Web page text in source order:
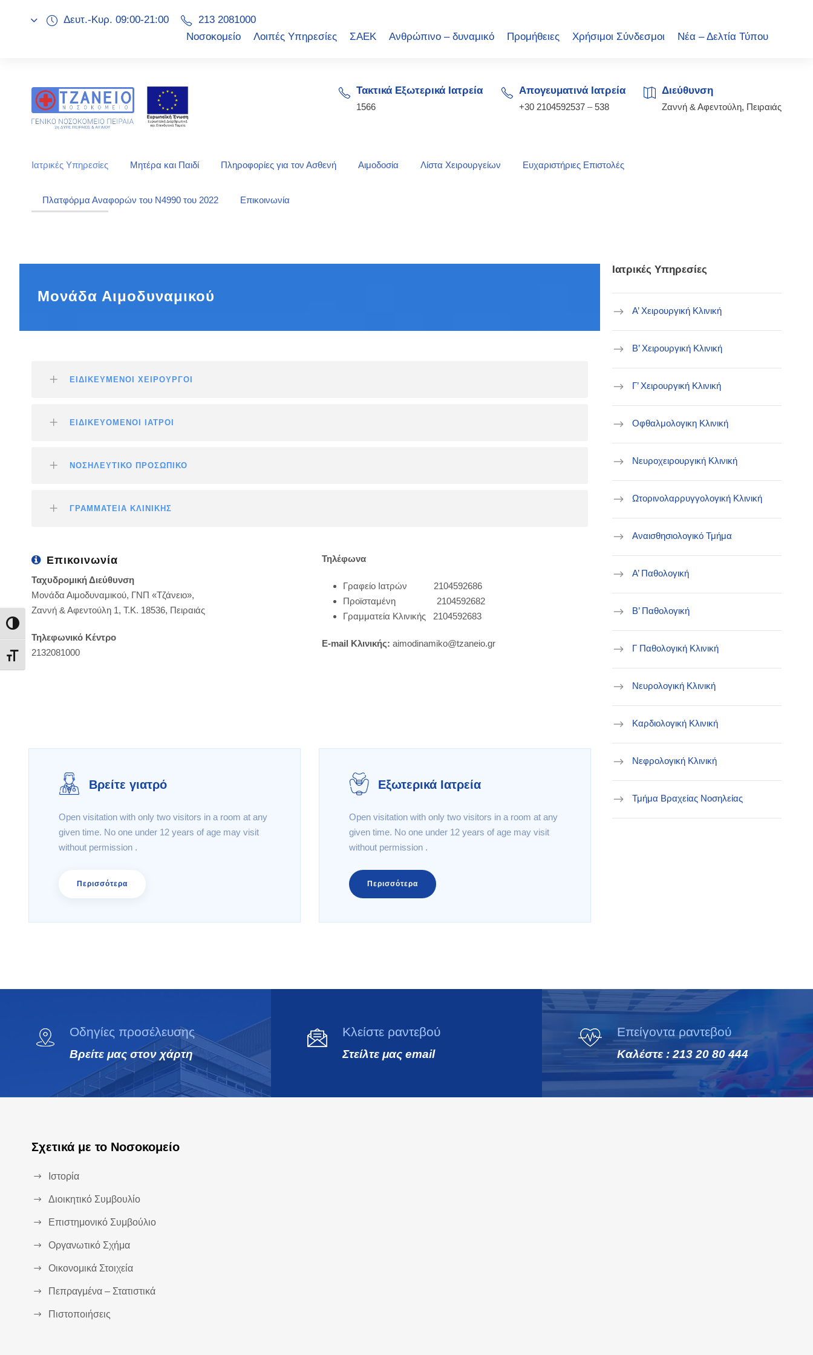
Εναλλαγή Υψηλής Αντίθεσης
Εναλλαγή Μεγέθους Γραμμάτων
Δευτ.-Κυρ. 09:00-21:00
213 2081000
Νοσοκομείο
Λοιπές Υπηρεσίες ΣΑΕΚ Ανθρώπινο – δυναμικό Προμήθειες Χρήσιμοι Σύνδεσμοι Νέα – Δελτία Τύπου
Τακτικά Εξωτερικά Ιατρεία
1566
Απογευματινά Ιατρεία
+30 2104592537 –538
Διεύθυνση
Ζαννή & Αφεντούλη, Πειραιάς
Ιατρικές Υπηρεσίες Μητέρα και Παιδί Πληροφορίες για τον Ασθενή Αιμοδοσία Λίστα Χειρουργείων Ευχαριστήριες Επιστολές
Πλατφόρμα Αναφορών του Ν4990 του 2022 Επικοινωνία
Μονάδα Αιμοδυναμικού
ΕΙΔΙΚΕΥΜΕΝΟΙ ΧΕΙΡΟΥΡΓΟΙ
ΕΙΔΙΚΕΥΟΜΕΝΟΙ ΙΑΤΡΟΙ
ΝΟΣΗΛΕΥΤΙΚΟ ΠΡΟΣΩΠΙΚΟ
ΓΡΑΜΜΑΤΕΙΑ ΚΛΙΝΙΚΗΣ
Επικοινωνία
Ταχυδρομική Διεύθυνση
Μονάδα Αιμοδυναμικού, ΓΝΠ «Τζάνειο»,
Ζαννή & Αφεντούλη 1, Τ.Κ. 18536, Πειραιάς
Τηλεφωνικό Κέντρο
2132081000
Τηλέφωνα
Γραφείο Ιατρών 2104592686
Προϊσταμένη 2104592682
Γραμματεία Κλινικής 2104592683
E-mail Κλινικής: aimodinamiko@tzaneio.gr
Βρείτε γιατρό
Open visitation with only two visitors in a room at any
given time. No one under 12 years of age may visit
without permission .
Περισσότερα
Εξωτερικά Ιατρεία
Open visitation with only two visitors in a room at any
given time. No one under 12 years of age may visit
without permission .
Περισσότερα
Ιατρικές Υπηρεσίες
Α’ Χειρουργική Κλινική
B’ Χειρουργική Κλινική
Γ’ Χειρουργική Κλινική
Οφθαλμολογικη Κλινική
Νευροχειρουργική Κλινική
Ωτορινολαρρυγγολογική Κλινική
Αναισθησιολογικό Τμήμα
Α’ Παθολογική
Β’ Παθολογική
Γ Παθολογική Κλινική
Νευρολογική Κλινική
Καρδιολογική Κλινική
Νεφρολογική Κλινική
Τμήμα Βραχείας Νοσηλείας
Οδηγίες προσέλευσης
Βρείτε μας στον χάρτη
Κλείστε ραντεβού
Στείλτε μας email
Επείγοντα ραντεβού
Καλέστε : 213 20 80 444
Σχετικά με το Νοσοκομείο
Ιστορία
Διοικητικό Συμβουλίο
Επιστημονικό Συμβούλιο
Οργανωτικό Σχήμα
Οικονομικά Στοιχεία
Πεπραγμένα – Στατιστικά
Πιστοποιήσεις